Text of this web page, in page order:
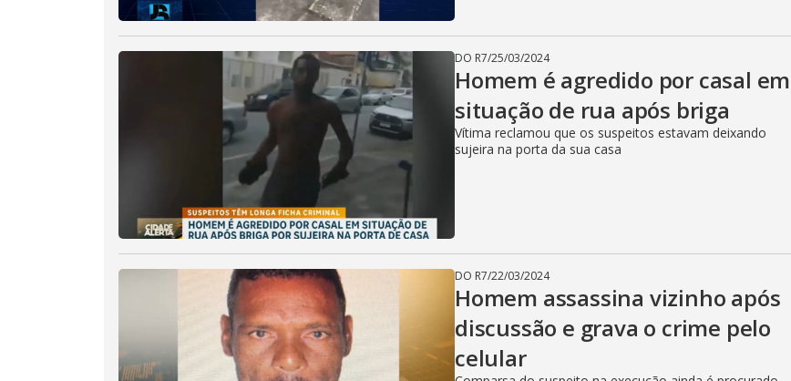
DO R7/25/03/2024
Homem é agredido por casal em
situação de rua após briga
Vítima reclamou que os suspeitos estavam deixando
sujeira na porta da sua casa
DO R7/22/03/2024
Homem assassina vizinho após
discussão e grava o crime pelo
celular